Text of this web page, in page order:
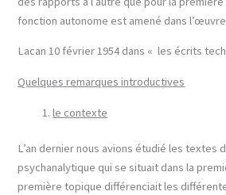
fonction autonome est amené dans
Lacan 10 février 1954 dans « les écrits
Quelques remarques introductives
le contexte
L’an dernier nous avions étudié les textes
psychanalytique qui se situait dans la
première topique différenciait les